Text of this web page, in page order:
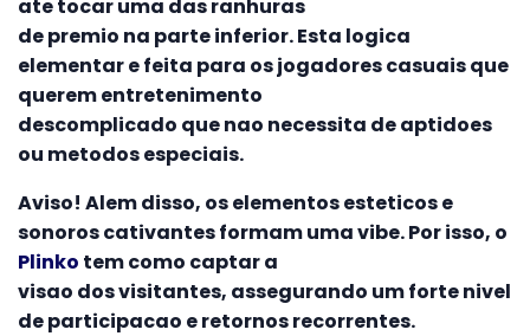
ate tocar uma das ranhuras
de premio na parte inferior. Esta logica
elementar e feita para os jogadores casuais que
querem entretenimento
descomplicado que nao necessita de aptidoes
ou metodos especiais.
Aviso! Alem disso, os elementos esteticos e
sonoros cativantes formam uma vibe. Por isso, o
Plinko tem como captar a
visao dos visitantes, assegurando um forte nivel
de participacao e retornos recorrentes.